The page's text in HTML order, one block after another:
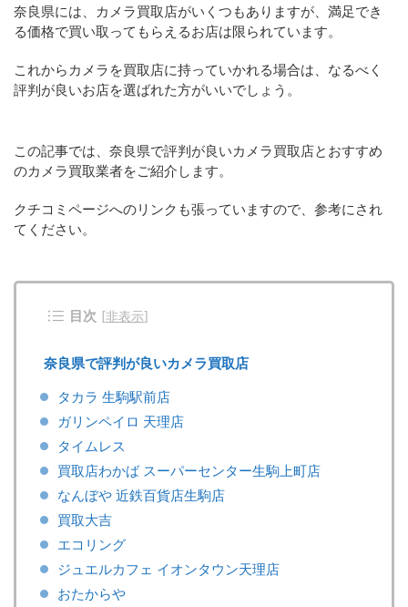
奈良県には、カメラ買取店がいくつもありますが、満足でき
る価格で買い取ってもらえるお店は限られています。
これからカメラを買取店に持っていかれる場合は、なるべく
評判が良いお店を選ばれた方がいいでしょう。
この記事では、奈良県で評判が良いカメラ買取店とおすすめ
のカメラ買取業者をご紹介します。
クチコミページへのリンクも張っていますので、参考にされ
てください。
目次 [非表示]
奈良県で評判が良いカメラ買取店
タカラ 生駒駅前店
ガリンペイロ 天理店
タイムレス
買取店わかば スーパーセンター生駒上町店
なんぼや 近鉄百貨店生駒店
買取大吉
エコリング
ジュエルカフェ イオンタウン天理店
おたからや